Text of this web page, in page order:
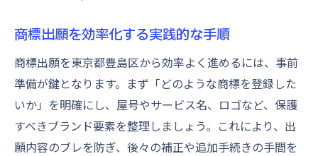
商標出願を効率化する実践的な手順
商標出願を東京都豊島区から効率よく進めるには、事前
準備が鍵となります。まず「どのような商標を登録した
いか」を明確にし、屋号やサービス名、ロゴなど、保護
すべきブランド要素を整理しましょう。これにより、出
願内容のブレを防ぎ、後々の補正や追加手続きの手間を